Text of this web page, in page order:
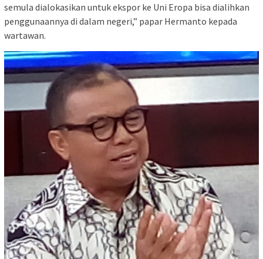
semula dialokasikan untuk ekspor ke Uni Eropa bisa dialihkan
penggunaannya di dalam negeri,” papar Hermanto kepada
wartawan.